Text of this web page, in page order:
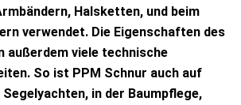
Halsketten, und beim
verwendet. Die Eigenschaften des
außerdem viele technische
So ist PPM Schnur auch auf
in der Baumpflege,